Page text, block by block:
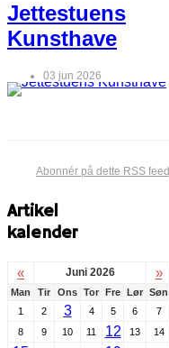
Jettestuens
Kunsthave
03 jun 2026
Abonnér på dette RSS feed
Artikel
kalender
« Juni 2026 »
Man Tir Ons Tor Fre Lør Søn
1
2 3 4 5 6
7
8
9 10 11 12 13 14